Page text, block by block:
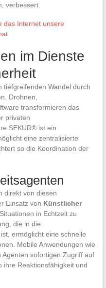
verbessert.
das Internet unsere
im Dienste
tiefgreifenden Wandel durch
Drohnen,
transformieren das
privaten
SEKUR® ist ein
eine zentralisierte
so die Koordination der
direkt von diesen
Einsatz von Künstlicher
in Echtzeit zu
die in die
ermöglicht eine schnelle
Mobile Anwendungen wie
Agenten sofortigen Zugriff auf
ihre Reaktionsfähigkeit und